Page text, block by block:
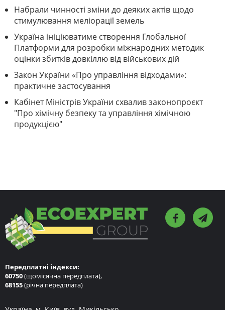
Набрали чинності зміни до деяких актів щодо
стимулювання меліорації земель
Україна ініціюватиме створення Глобальної
Платформи для розробки міжнародних методик
оцінки збитків довкіллю від військових дій
Закон України «Про управління відходами»:
практичне застосування
Кабінет Міністрів України схвалив законопроєкт
"Про хімічну безпеку та управління хімічною
продукцією"
Передплатні індекси:
60750(щомісячна передплата),
68155(річна передплата)